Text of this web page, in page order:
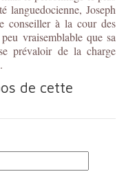
languedocienne, Joseph
conseiller à la cour des
vraisemblable que sa
prévaloir de la charge
de cette